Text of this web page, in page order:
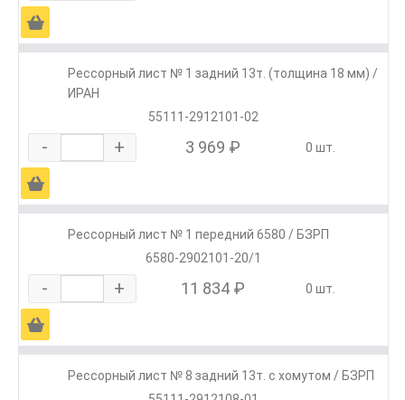
Ä
Рессорный лист № 1 задний 13т. (толщина 18 мм) /
ИРАН
55111-2912101-02
- + 3 969 ₽ 0 шт.
Ä
Рессорный лист № 1 передний 6580 / БЗРП
6580-2902101-20/1
- + 11 834 ₽ 0 шт.
Ä
Рессорный лист № 8 задний 13т. c хомутом / БЗРП